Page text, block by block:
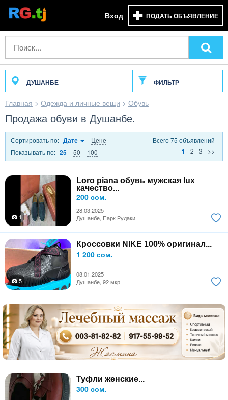
Вход ПОДАТЬ ОБЪЯВЛЕНИЕ
ДУШАНБЕ ФИЛЬТР
Главная > Одежда и личные вещи > Обувь
Продажа обуви в Душанбе.
Сортировать по: Дате
Цене
Показывать по: 25 50 100
Всего 75 объявлений
1
2 3 >>
Loro piana обувь мужская lux
качество...
200 сом.
28.03.2025
1
Душанбе, Парк Рудаки
Кроссовки NIKE 100% оригинал...
1 200 сом.
08.01.2025
5
Душанбе, 92 мкр
Туфли женские...
300 сом.